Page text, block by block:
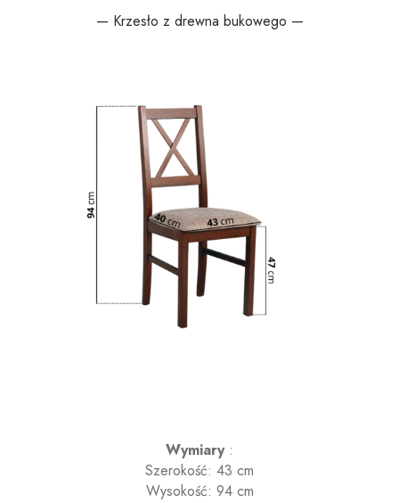
— Krzesło z drewna bukowego —
Wymiary :
Szerokość: 43 cm
Wysokość: 94 cm